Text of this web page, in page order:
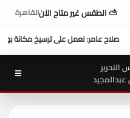
⛅ الطقس غير متاح الآنالقاهرة
مكانة بورتو مارينا كوجهة
التحرير
☰